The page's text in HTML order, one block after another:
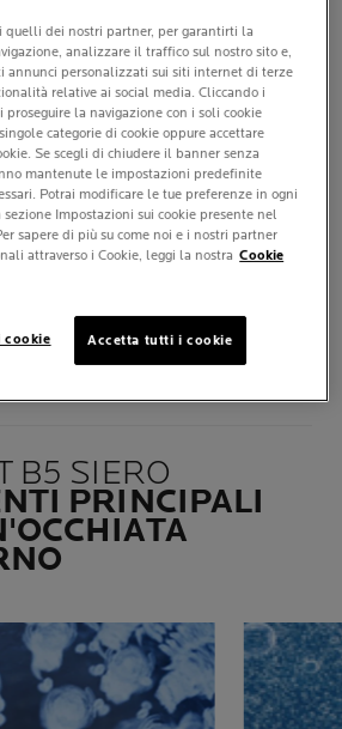
o sera
1 minuto prima di
B5 SIERO
PRINCIPALI
quelli dei nostri partner, per garantirti la
analizzare il traffico sul nostro sito e,
annunci personalizzati sui siti internet di terze
relative ai social media. Cliccando i
la navigazione con i soli cookie
categorie di cookie oppure accettare
Se scegli di chiudere il banner senza
mantenute le impostazioni predefinite
Potrai modificare le tue preferenze in ogni
Impostazioni sui cookie presente nel
sapere di più su come noi e i nostri partner
attraverso i Cookie, leggi la nostra Cookie
cookie Accetta tutti i cookie